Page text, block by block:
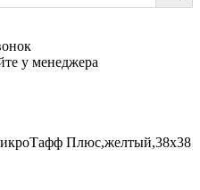
у менеджера
Плюс,желтый,38х38